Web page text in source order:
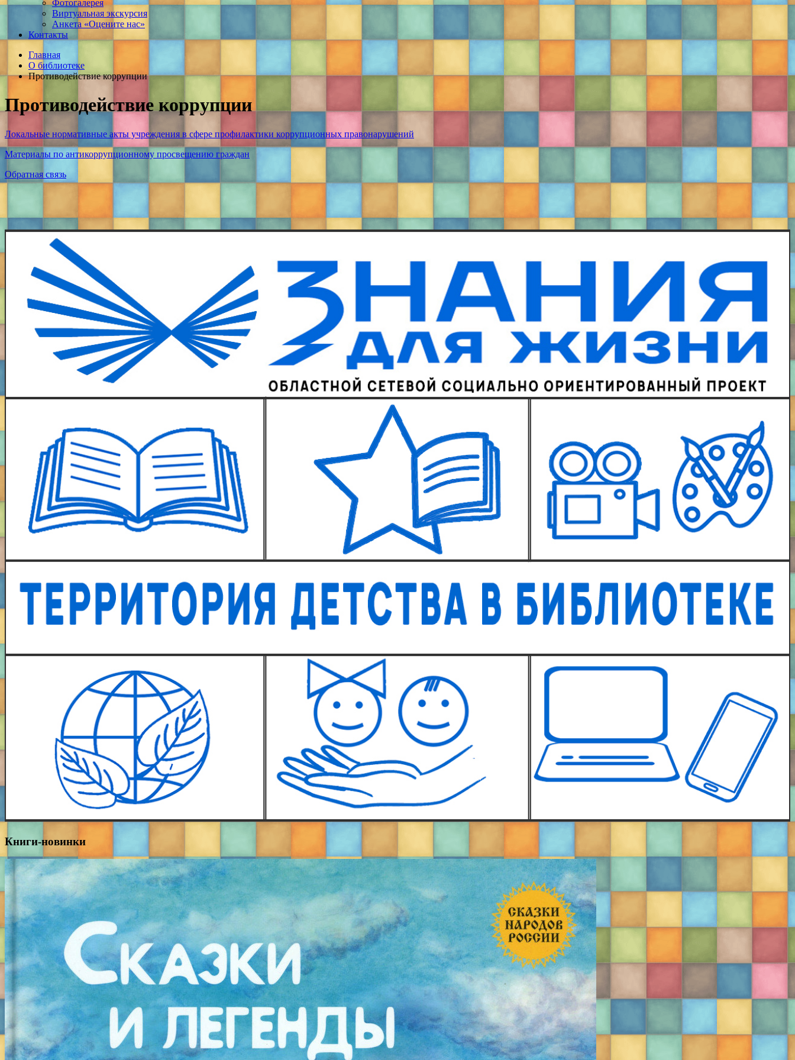
Фотогалерея
Виртуальная экскурсия
Анкета «Оцените нас»
Контакты
Главная
О библиотеке
Противодействие коррупции
Противодействие коррупции
Локальные нормативные акты учреждения в сфере профилактики коррупционных правонарушений
Материалы по антикоррупционному просвещению граждан
Обратная связь
Книги-новинки